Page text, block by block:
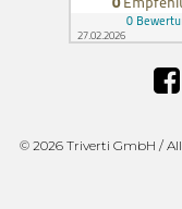
© 2026 Triverti GmbH /